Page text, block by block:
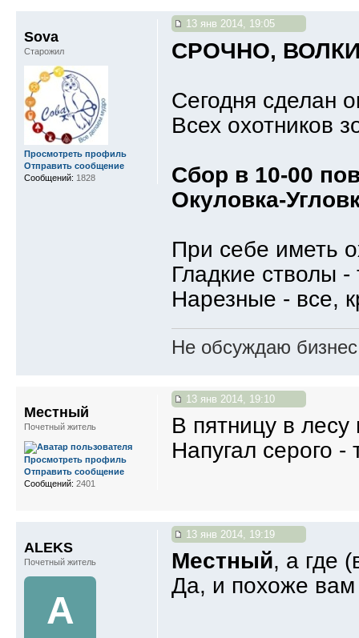
13 янв 2014, 19:05
СРОЧНО,
Сегодня сделан
Всех охотников
Сбор в 10-00
Окуловка-
При себе иметь
Гладкие стволы -
Нарезные - все,
Не обсуждаю
Sova
Старожил
Просмотреть профиль
Отправить сообщение
Сообщений: 1828
13 янв 2014, 19:10
В пятницу в лесу
Напугал серого
Местный
Почетный житель
Просмотреть профиль
Отправить сообщение
Сообщений: 2401
13 янв 2014, 19:19
Местный, а где
Да, и похоже
ALEKS
Почетный житель
A